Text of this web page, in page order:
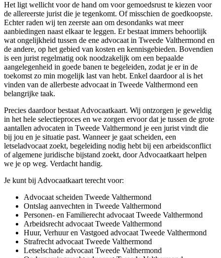
Het ligt wellicht voor de hand om voor gemoedsrust te kiezen voor
de allereerste jurist die je tegenkomt. Of misschien de goedkoopste.
Echter raden wij ten zeerste aan om desondanks wat meer
aanbiedingen naast elkaar te leggen. Er bestaat immers behoorlijk
wat ongelijkheid tussen de ene advocaat in Tweede Valthermond en
de andere, op het gebied van kosten en kennisgebieden. Bovendien
is een jurist regelmatig ook noodzakelijk om een bepaalde
aangelegenheid in goede banen te begeleiden, zodat je er in de
toekomst zo min mogelijk last van hebt. Enkel daardoor al is het
vinden van de allerbeste advocaat in Tweede Valthermond een
belangrijke taak.
Precies daardoor bestaat Advocaatkaart. Wij ontzorgen je geweldig
in het hele selectieproces en we zorgen ervoor dat je tussen de grote
aantallen advocaten in Tweede Valthermond je een jurist vindt die
bij jou en je situatie past. Wanneer je gaat scheiden, een
letseladvocaat zoekt, begeleiding nodig hebt bij een arbeidsconflict
of algemene juridische bijstand zoekt, door Advocaatkaart helpen
we je op weg. Verdacht handig.
Je kunt bij Advocaatkaart terecht voor:
Advocaat scheiden Tweede Valthermond
Ontslag aanvechten in Tweede Valthermond
Personen- en Familierecht advocaat Tweede Valthermond
Arbeidsrecht advocaat Tweede Valthermond
Huur, Verhuur en Vastgoed advocaat Tweede Valthermond
Strafrecht advocaat Tweede Valthermond
Letselschade advocaat Tweede Valthermond